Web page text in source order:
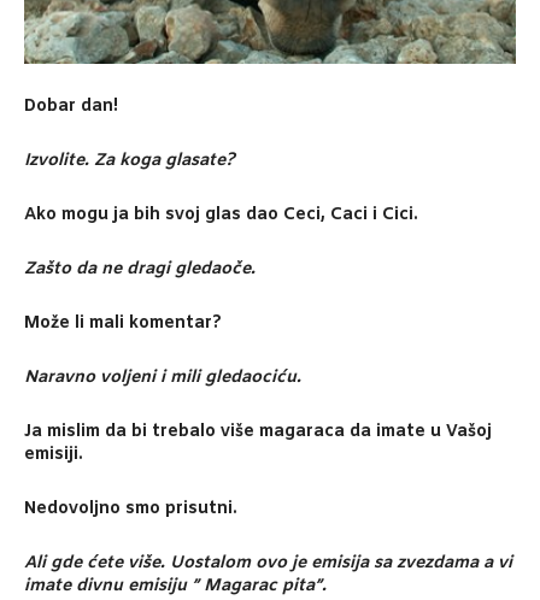
Dobar dan!
Izvolite. Za koga glasate?
Ako mogu ja bih svoj glas dao Ceci, Caci i Cici.
Zašto da ne dragi gledaoče.
Može li mali komentar?
Naravno voljeni i mili gledaociću.
Ja mislim da bi trebalo više magaraca da imate u Vašoj
emisiji.
Nedovoljno smo prisutni.
Ali gde ćete više. Uostalom ovo je emisija sa zvezdama a vi
imate divnu emisiju ” Magarac pita”.